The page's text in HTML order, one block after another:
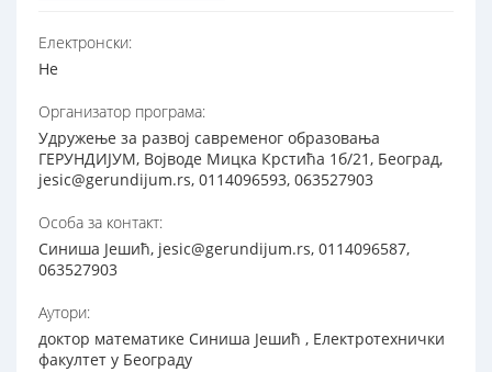
Електронски:
Не
Организатор програма:
Удружење за развој савременог образовања
ГЕРУНДИЈУМ, Војводе Мицка Крстића 1б/21, Београд,
jesic@gerundijum.rs, 0114096593, 063527903
Особа за контакт:
Синиша Јешић, jesic@gerundijum.rs, 0114096587,
063527903
Аутори:
доктор математике Синиша Јешић , Електротехнички
факултет у Београду